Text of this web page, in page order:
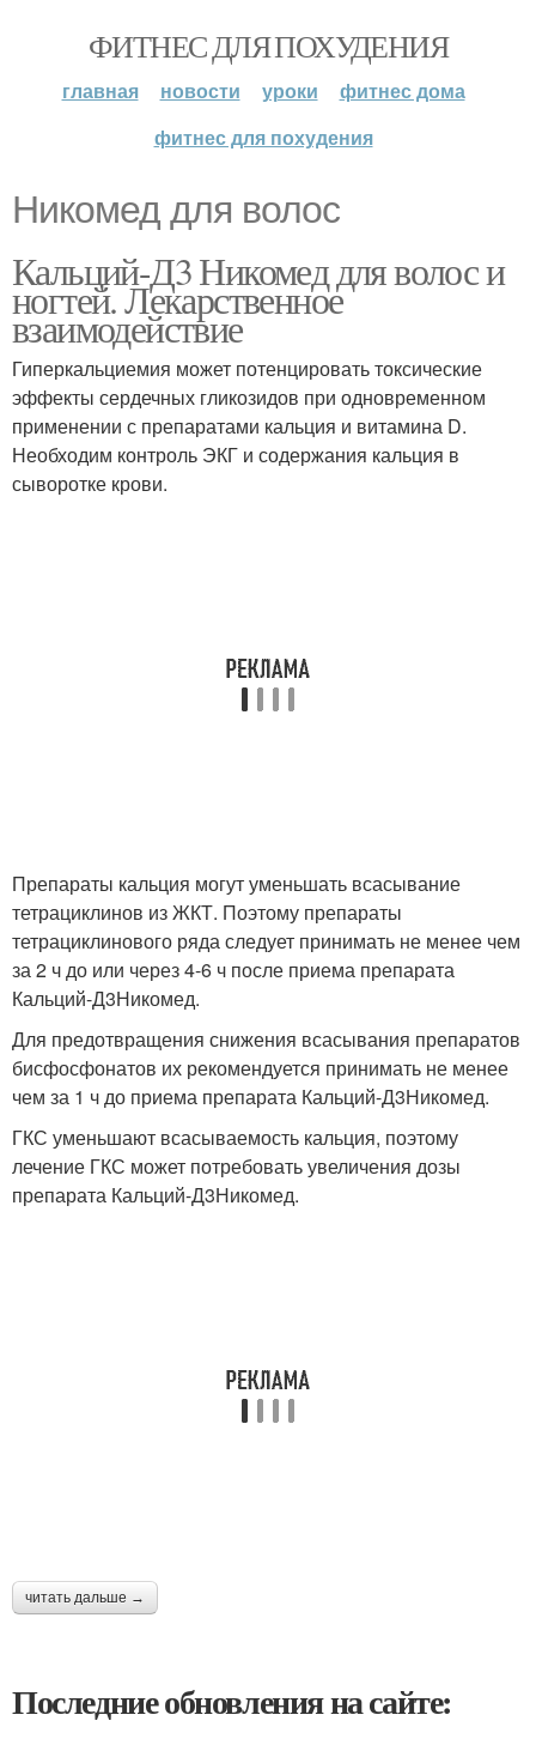
ФИТНЕС ДЛЯ ПОХУДЕНИЯ
главная новости уроки
фитнес дома
фитнес для похудения
Никомед для волос
Кальций-Д3 Никомед для волос и
ногтей. Лекарственное
взаимодействие
Гиперкальциемия может потенцировать токсические
эффекты сердечных гликозидов при одновременном
применении с препаратами кальция и витамина D.
Необходим контроль ЭКГ и содержания кальция в
сыворотке крови.
Препараты кальция могут уменьшать всасывание
тетрациклинов из ЖКТ. Поэтому препараты
тетрациклинового ряда следует принимать не менее чем
за 2 ч до или через 4-6 ч после приема препарата
Кальций-Д3Никомед.
Для предотвращения снижения всасывания препаратов
бисфосфонатов их рекомендуется принимать не менее
чем за 1 ч до приема препарата Кальций-Д3Никомед.
ГКС уменьшают всасываемость кальция, поэтому
лечение ГКС может потребовать увеличения дозы
препарата Кальций-Д3Никомед.
читать дальше →
Последние обновления на сайте: